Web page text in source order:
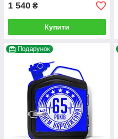
1 540 ₴
Купити
Подарунок